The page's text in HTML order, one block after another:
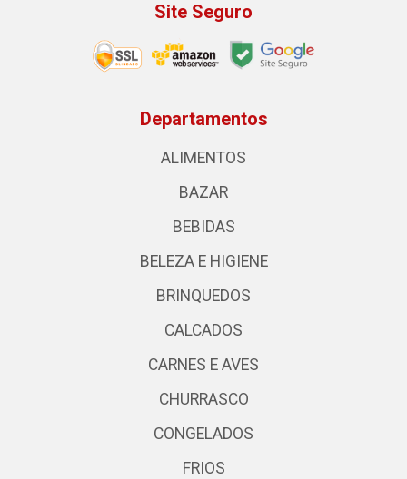
Site Seguro
Departamentos
ALIMENTOS
BAZAR
BEBIDAS
BELEZA E HIGIENE
BRINQUEDOS
CALCADOS
CARNES E AVES
CHURRASCO
CONGELADOS
FRIOS